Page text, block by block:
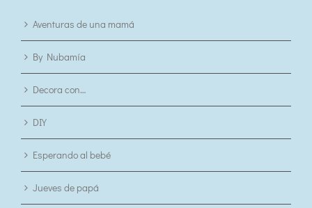
Aventuras de una mamá
By Nubamía
Decora con…
DIY
Esperando al bebé
Jueves de papá